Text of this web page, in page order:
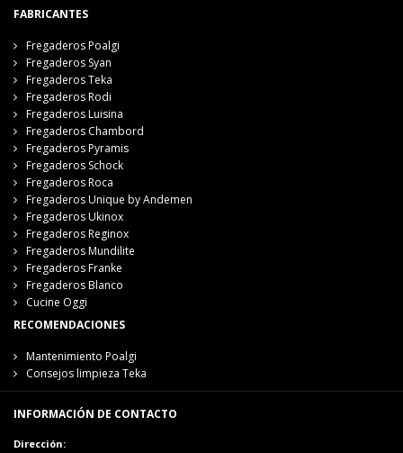
FABRICANTES
Fregaderos Poalgi
Fregaderos Syan
Fregaderos Teka
Fregaderos Rodi
Fregaderos Luisina
Fregaderos Chambord
Fregaderos Pyramis
Fregaderos Schock
Fregaderos Roca
Fregaderos Unique by Andemen
Fregaderos Ukinox
Fregaderos Reginox
Fregaderos Mundilite
Fregaderos Franke
Fregaderos Blanco
Cucine Oggi
RECOMENDACIONES
Mantenimiento Poalgi
Consejos limpieza Teka
INFORMACIÓN DE CONTACTO
Dirección: